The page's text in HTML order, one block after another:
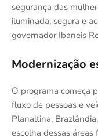
segurança das
iluminada, segura e
governador Ibaneis
Modernização
O programa começa
fluxo de pessoas e
Planaltina,
escolha dessas